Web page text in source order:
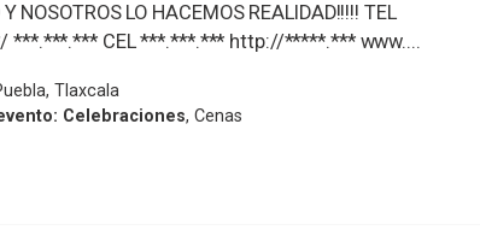
NOSOTROS LO HACEMOS REALIDAD!!!!! TEL
***.***.*** CEL ***.***.*** http://*****.*** www....
Tlaxcala
Celebraciones, Cenas